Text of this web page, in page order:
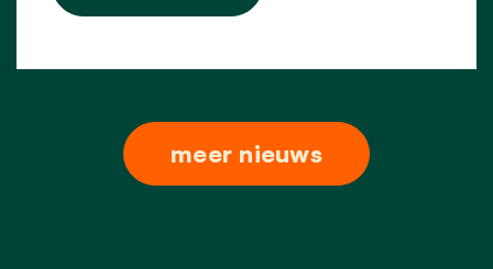
meer nieuws